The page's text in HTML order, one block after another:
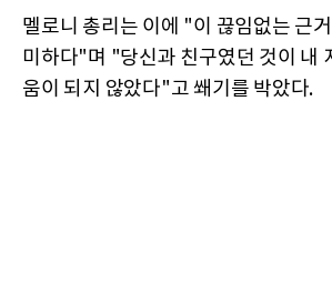
멜로니 총리는 이에 "이 끊임없는 근
미하다"며 "당신과 친구였던 것이 내
움이 되지 않았다"고 쐐기를 박았다.